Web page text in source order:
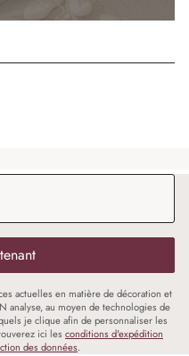
actuelles en matière de décoration et
analyse, au moyen de technologies de
je clique afin de personnaliser les
ici les conditions d'expédition
des données.